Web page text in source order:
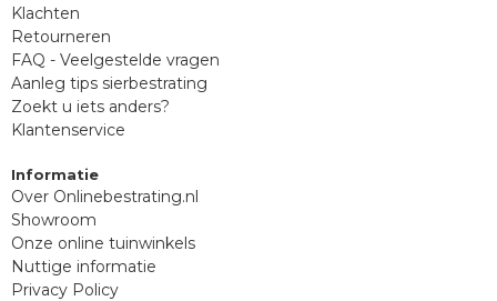
Klachten
Retourneren
FAQ - Veelgestelde vragen
Aanleg tips sierbestrating
Zoekt u iets anders?
Klantenservice
Informatie
Over Onlinebestrating.nl
Showroom
Onze online tuinwinkels
Nuttige informatie
Privacy Policy